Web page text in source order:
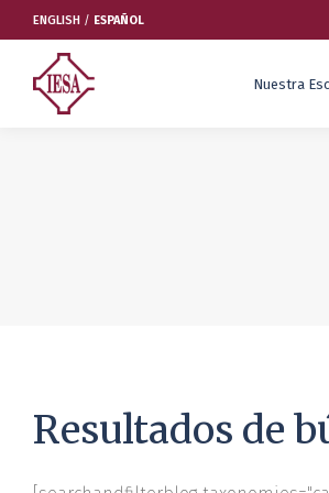
ENGLISH / ESPAÑOL
Nuestra
Nuestra Escuela
Resultados de